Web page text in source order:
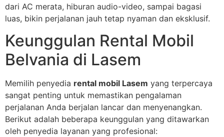
dari AC merata, hiburan audio-video, sampai bagasi
luas, bikin perjalanan jauh tetap nyaman dan eksklusif.
Keunggulan Rental Mobil
Belvania di Lasem
Memilih penyedia rental mobil Lasem yang terpercaya
sangat penting untuk memastikan pengalaman
perjalanan Anda berjalan lancar dan menyenangkan.
Berikut adalah beberapa keunggulan yang ditawarkan
oleh penyedia layanan yang profesional: